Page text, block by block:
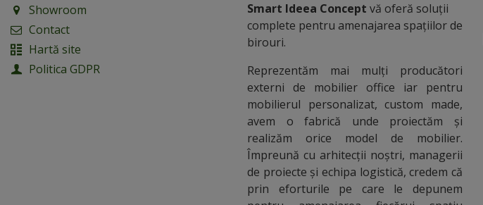
Showroom
Contact
Hartă site
Politica GDPR
Smart Ideea Concept vă oferă soluții
complete pentru amenajarea spațiilor de
birouri.
Reprezentăm mai mulți producători
externi de mobilier office iar pentru
mobilierul personalizat, custom made,
avem o fabrică unde proiectăm și
realizăm orice model de mobilier.
Împreună cu arhitecții noștri, managerii
de proiecte și echipa logistică, credem că
prin eforturile pe care le depunem